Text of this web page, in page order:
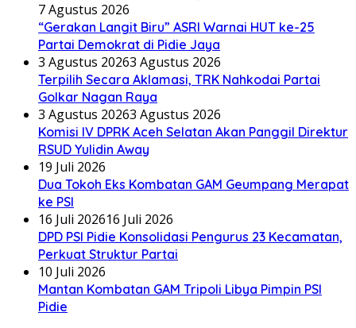
7 Agustus 2026
“Gerakan Langit Biru” ASRI Warnai HUT ke-25
Partai Demokrat di Pidie Jaya
3 Agustus 20263 Agustus 2026
Terpilih Secara Aklamasi, TRK Nahkodai Partai
Golkar Nagan Raya
3 Agustus 20263 Agustus 2026
Komisi IV DPRK Aceh Selatan Akan Panggil Direktur
RSUD Yulidin Away
19 Juli 2026
Dua Tokoh Eks Kombatan GAM Geumpang Merapat
ke PSI
16 Juli 202616 Juli 2026
DPD PSI Pidie Konsolidasi Pengurus 23 Kecamatan,
Perkuat Struktur Partai
10 Juli 2026
Mantan Kombatan GAM Tripoli Libya Pimpin PSI
Pidie